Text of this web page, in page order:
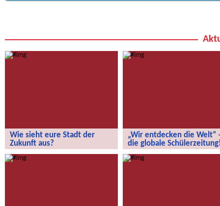
Wie sieht eure Stadt der
Zukunft aus?
Wie sieht eure Stadt der Zukunft aus?
„Wir entdecken die Welt“
die globale
„Wir entdecken die Welt“ – die
globale Schülerzeitung!